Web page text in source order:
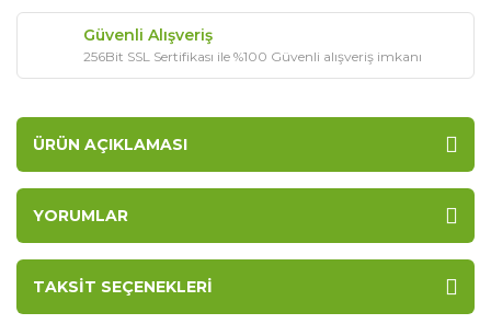
Güvenli Alışveriş
256Bit SSL Sertifikası ile %100 Güvenli alışveriş imkanı
ÜRÜN AÇIKLAMASI
YORUMLAR
TAKSIT SEÇENEKLERI